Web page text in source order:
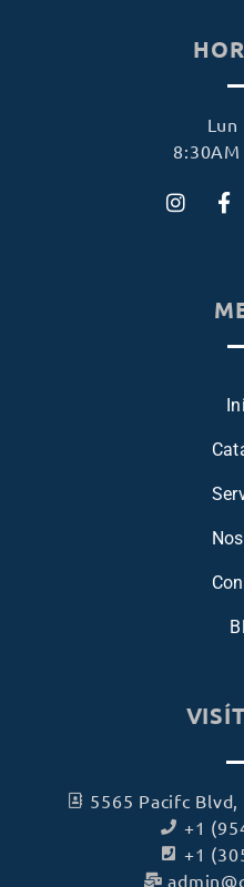
Lun
5565 Pacifc Blvd,
+1
+1